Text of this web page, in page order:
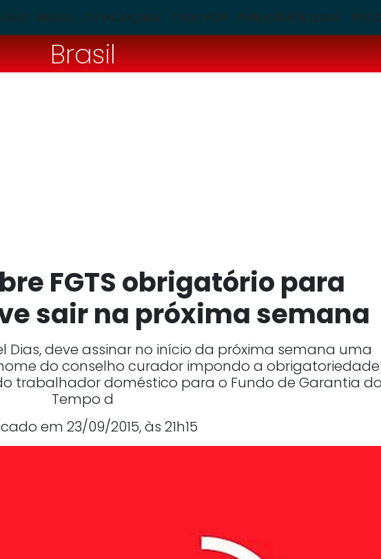
BRASIL TV PAJUÇARA TUDO POP PUBLICIDADE LEGAL
Brasil
FGTS obrigatório para
sair na próxima semana
Dias, deve assinar no início da próxima semana uma
do conselho curador impondo a
trabalhador doméstico para o Fundo de Garantia do
Tempo d
em 23/09/2015, às 21h15